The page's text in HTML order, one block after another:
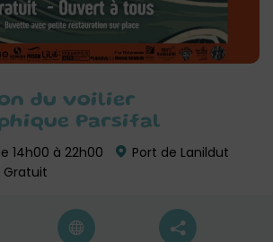
du voilier
Parsifal
14h00 à 22h00
Port de Lanildut
Gratuit